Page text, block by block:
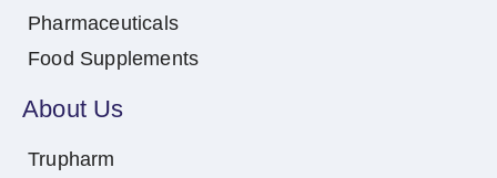
Pharmaceuticals
Food Supplements
About Us
Trupharm